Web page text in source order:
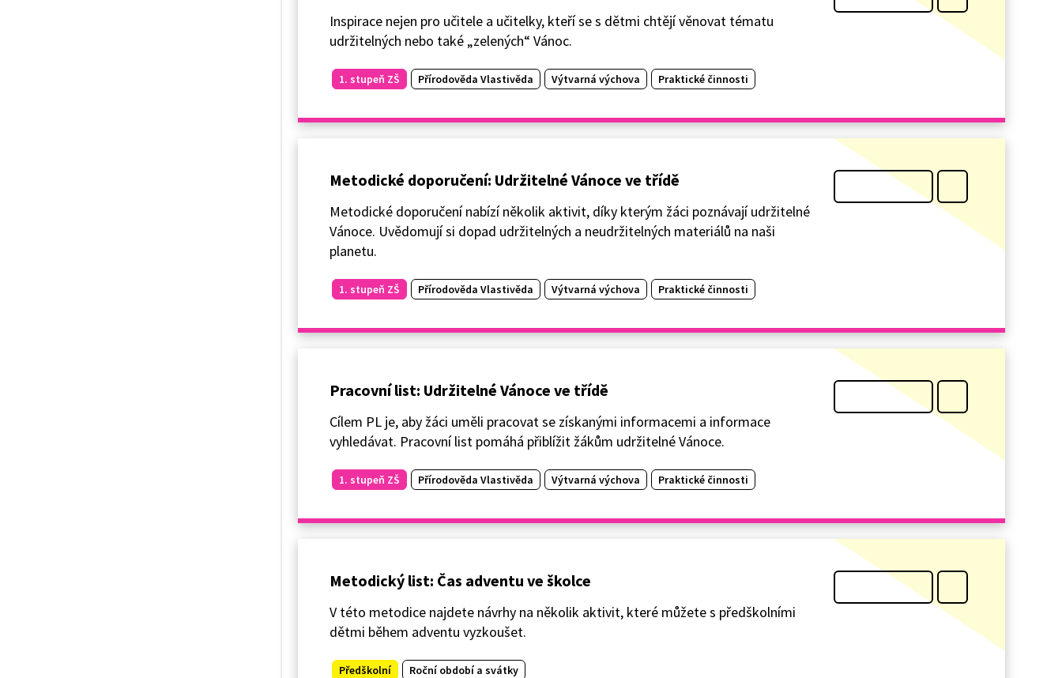
Inspirace nejen pro učitele a učitelky, kteří se s dětmi chtějí věnovat tématu
udržitelných nebo také „zelených“ Vánoc.
1. stupeň ZŠ Přírodověda Vlastivěda Výtvarná výchova Praktické činnosti
Metodické doporučení: Udržitelné Vánoce ve třídě
Metodické doporučení nabízí několik aktivit, díky kterým žáci poznávají udržitelné
Vánoce. Uvědomují si dopad udržitelných a neudržitelných materiálů na naši
planetu.
1. stupeň ZŠ Přírodověda Vlastivěda Výtvarná výchova Praktické činnosti
Pracovní list: Udržitelné Vánoce ve třídě
Cílem PL je, aby žáci uměli pracovat se získanými informacemi a informace
vyhledávat. Pracovní list pomáhá přiblížit žákům udržitelné Vánoce.
1. stupeň ZŠ Přírodověda Vlastivěda Výtvarná výchova Praktické činnosti
Metodický list: Čas adventu ve školce
V této metodice najdete návrhy na několik aktivit, které můžete s předškolními
dětmi během adventu vyzkoušet.
Předškolní Roční období a svátky